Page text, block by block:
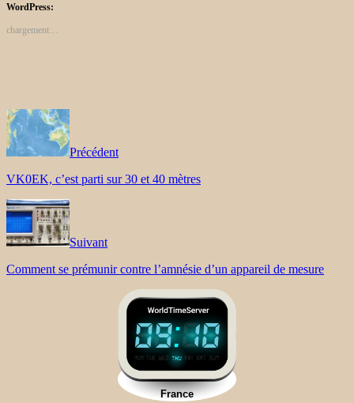
WordPress:
chargement…
Précédent
VK0EK, c’est parti sur 30 et 40 mètres
Suivant
Comment se prémunir contre l’amnésie d’un appareil de mesure